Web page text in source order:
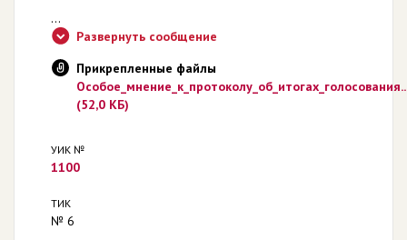
...
Развернуть сообщение
Прикрепленные файлы
Особое_мнение_к_протоколу_об_итогах_голосования...
(52,0 КБ)
УИК №
1100
ТИК
№ 6